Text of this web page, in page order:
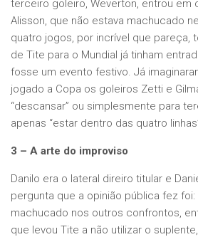
terceiro goleiro, Weverton, entrou em
Alisson, que não estava machucado
quatro jogos, por incrível que pareça,
de Tite para o Mundial já tinham
fosse um evento festivo. Já
jogado a Copa os goleiros Zetti e
“descansar” ou simplesmente para
apenas “estar dentro das quatro
3 – A arte do improviso
Danilo era o lateral direiro titular e
pergunta que a opinião pública fez foi:
machucado nos outros confrontos,
que levou Tite a não utilizar o